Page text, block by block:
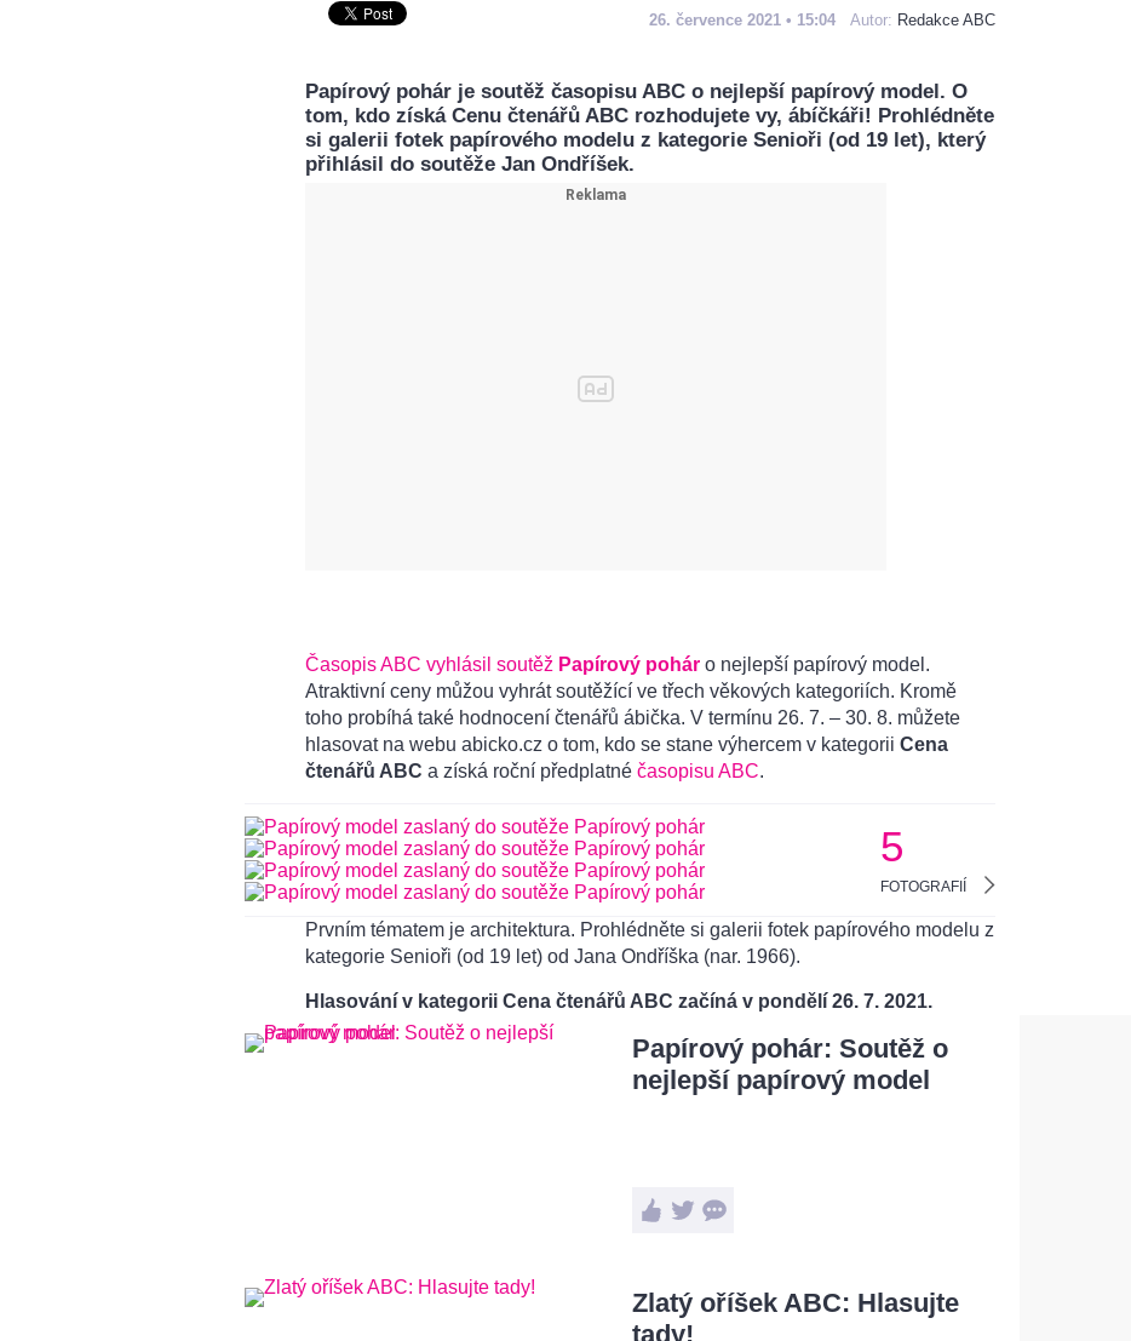
26. července 2021 • 15:04 Autor: Redakce ABC
Papírový pohár je soutěž časopisu ABC o nejlepší papírový model. O
tom, kdo získá Cenu čtenářů ABC rozhodujete vy, ábíčkáři! Prohlédněte
si galerii fotek papírového modelu z kategorie Senioři (od 19 let), který
přihlásil do soutěže Jan Ondříšek.
Časopis ABC vyhlásil soutěž Papírový pohár o nejlepší papírový model.
Atraktivní ceny můžou vyhrát soutěžící ve třech věkových kategoriích. Kromě
toho probíhá také hodnocení čtenářů ábička. V termínu 26. 7. – 30. 8. můžete
hlasovat na webu abicko.cz o tom, kdo se stane výhercem v kategorii Cena
čtenářů ABC a získá roční předplatné časopisu ABC.
5
FOTOGRAFIÍ
Prvním tématem je architektura. Prohlédněte si galerii fotek papírového modelu z
kategorie Senioři (od 19 let) od Jana Ondříška (nar. 1966).
Hlasování v kategorii Cena čtenářů ABC začíná v pondělí 26. 7. 2021.
Papírový pohár: Soutěž o
nejlepší papírový model
Zlatý oříšek ABC: Hlasujte
tady!